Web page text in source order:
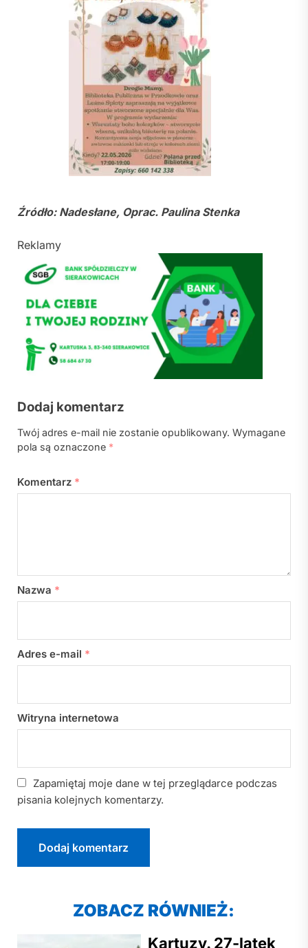
Źródło: Nadesłane, Oprac. Paulina Stenka
Reklamy
Dodaj komentarz
Twój adres e-mail nie zostanie opublikowany. Wymagane
pola są oznaczone *
Komentarz *
Nazwa *
Adres e-mail *
Witryna internetowa
Zapamiętaj moje dane w tej przeglądarce podczas
pisania kolejnych komentarzy.
ZOBACZ RÓWNIEŻ:
Kartuzy. 27-latek